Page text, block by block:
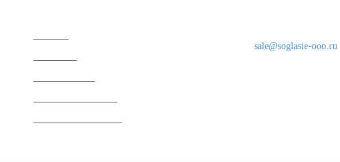
sale@soglasie-ooo.ru